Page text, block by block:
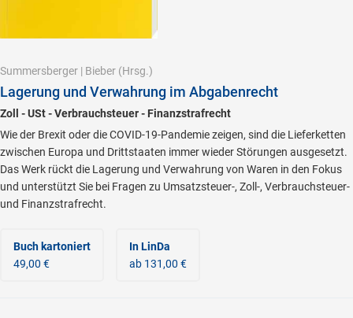
Summersberger | Bieber (Hrsg.)
Lagerung und Verwahrung im Abgabenrecht
Zoll - USt - Verbrauchsteuer - Finanzstrafrecht
Wie der Brexit oder die COVID-19-Pandemie zeigen, sind die Lieferketten
zwischen Europa und Drittstaaten immer wieder Störungen ausgesetzt.
Das Werk rückt die Lagerung und Verwahrung von Waren in den Fokus
und unterstützt Sie bei Fragen zu Umsatzsteuer-, Zoll-, Verbrauchsteuer-
und Finanzstrafrecht.
Buch kartoniert
49,00 €
In LinDa
ab 131,00 €